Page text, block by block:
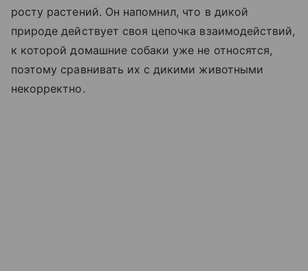
росту растений. Он напомнил, что в дикой
природе действует своя цепочка взаимодействий,
к которой домашние собаки уже не относятся,
поэтому сравнивать их с дикими животными
некорректно.